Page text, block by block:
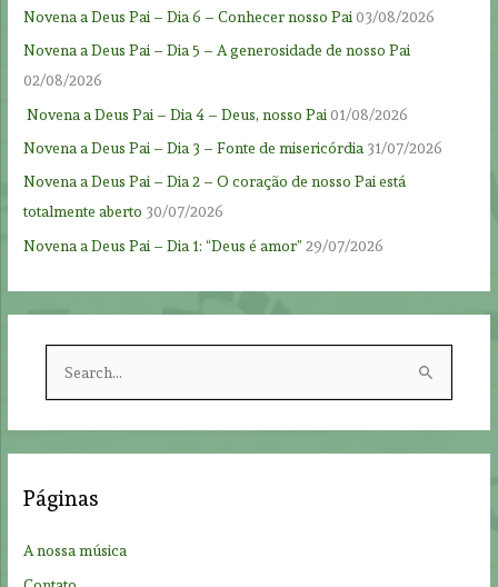
Novena a Deus Pai – Dia 6 – Conhecer nosso Pai 03/08/2026
Novena a Deus Pai – Dia 5 – A generosidade de nosso Pai
02/08/2026
Novena a Deus Pai – Dia 4 – Deus, nosso Pai 01/08/2026
Novena a Deus Pai – Dia 3 – Fonte de misericórdia 31/07/2026
Novena a Deus Pai – Dia 2 – O coração de nosso Pai está
totalmente aberto 30/07/2026
Novena a Deus Pai – Dia 1: “Deus é amor” 29/07/2026
h
Páginas
A nossa música